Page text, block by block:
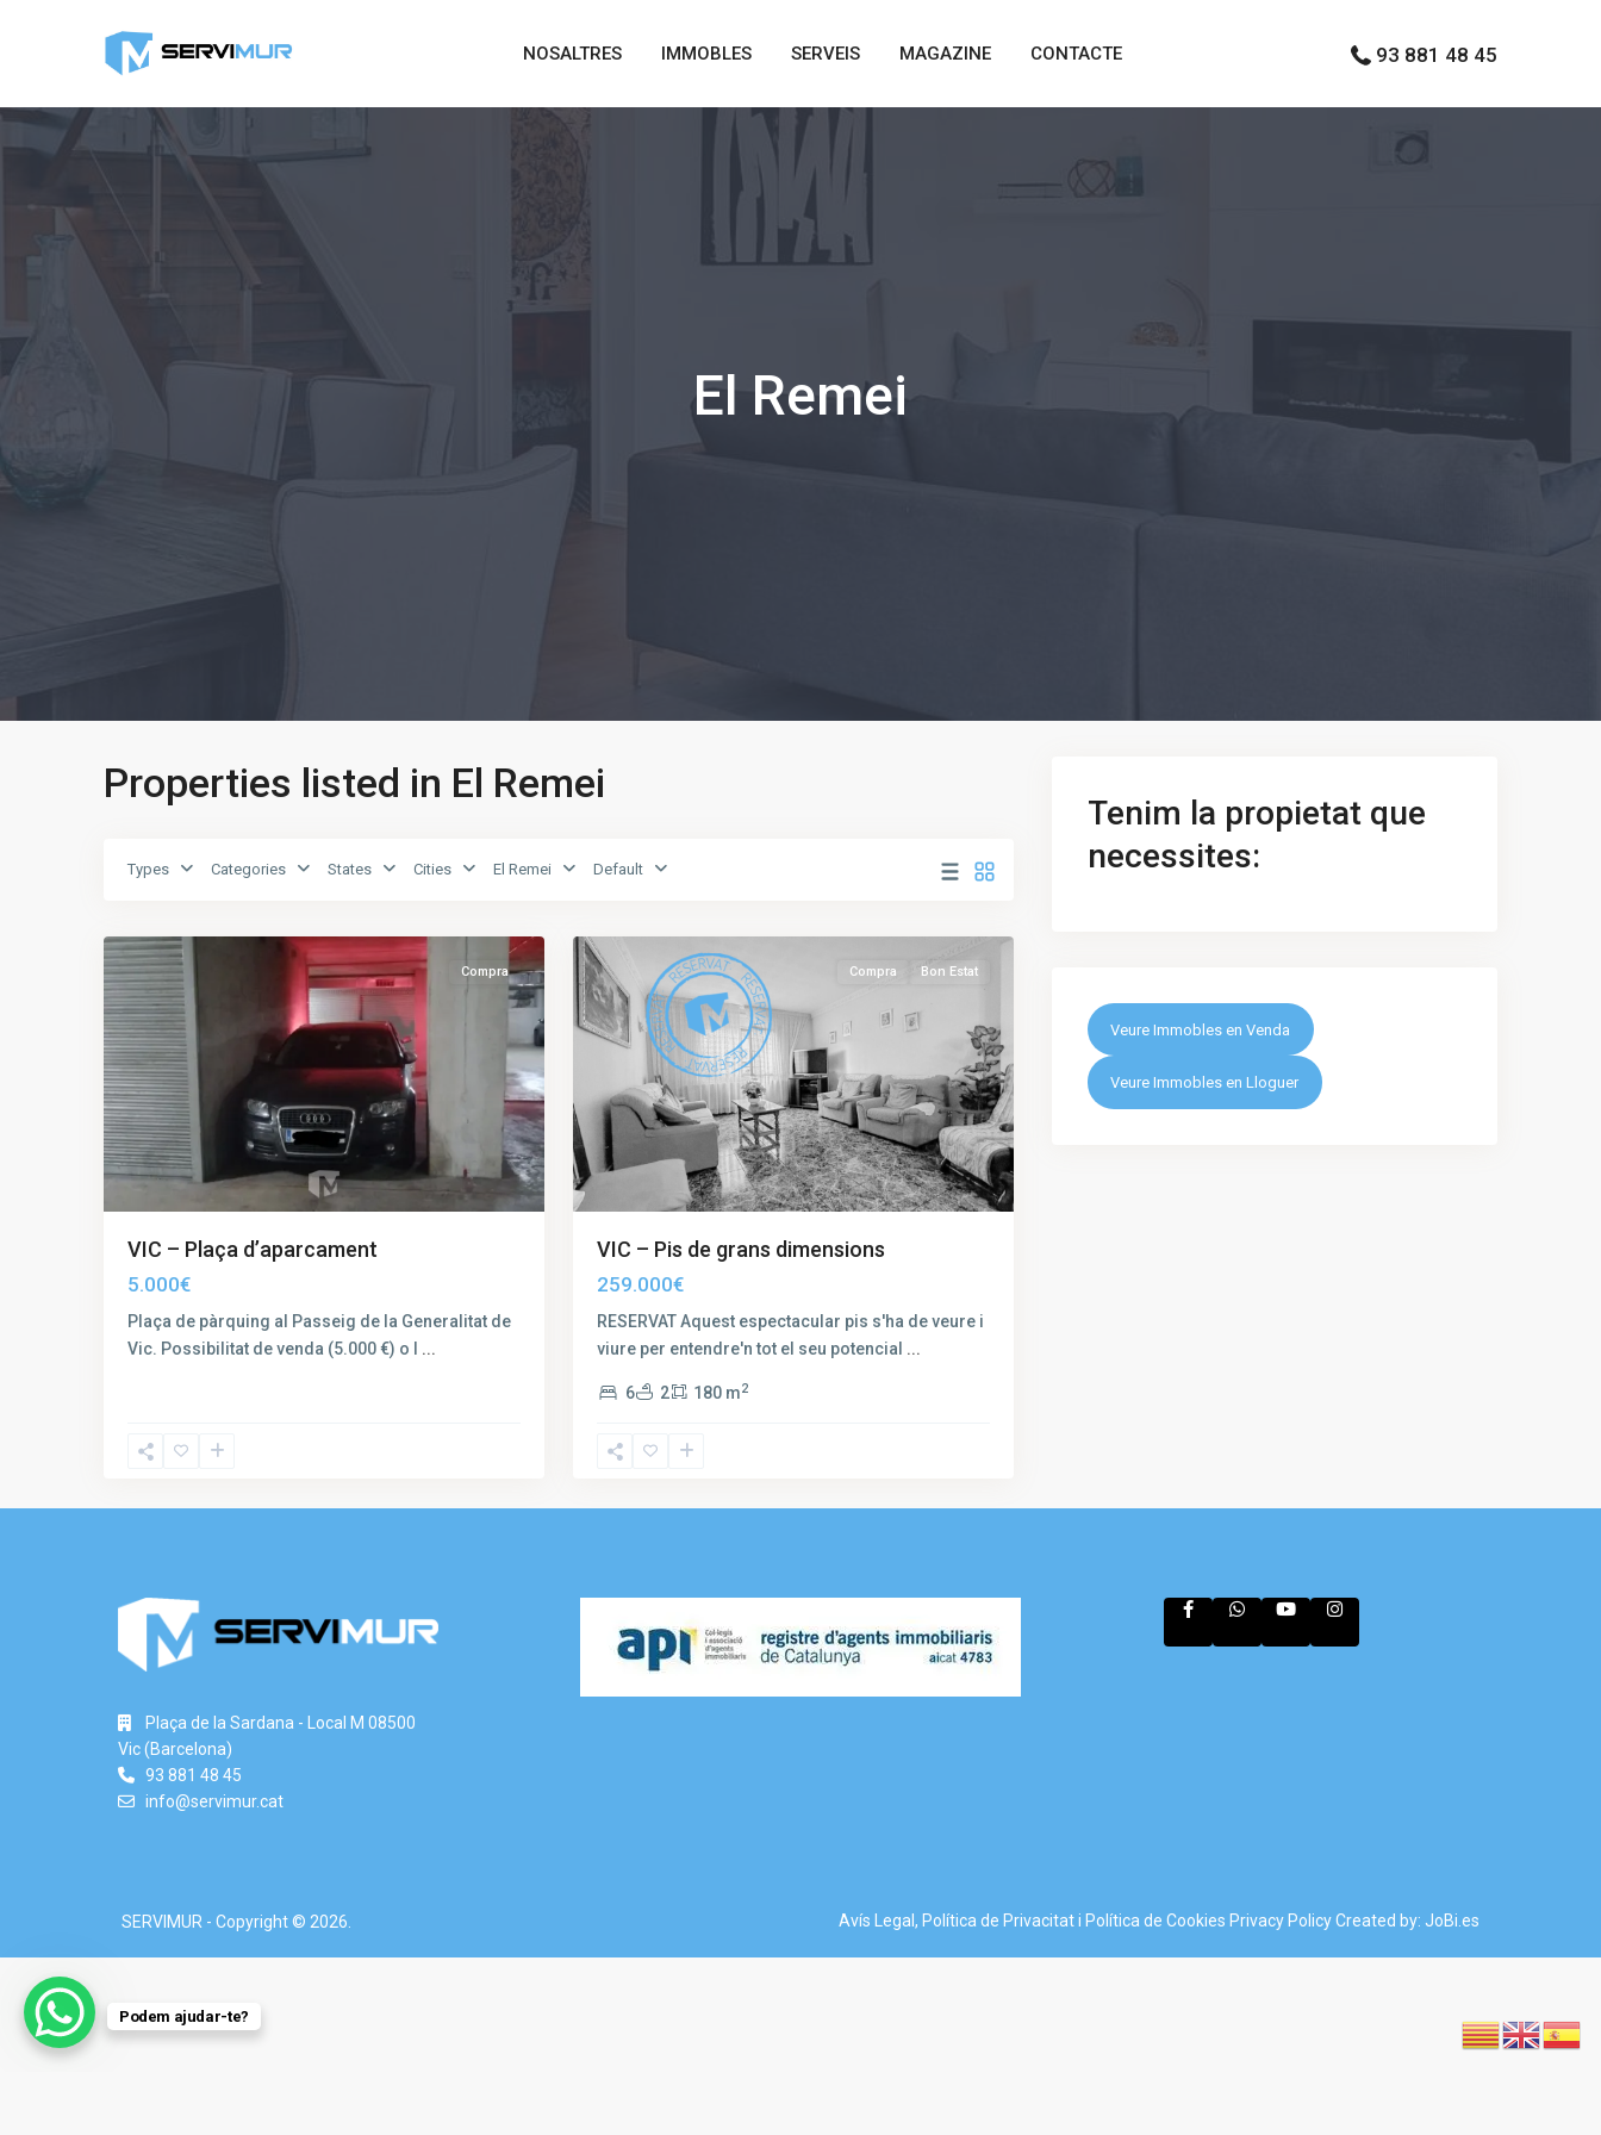
NOSALTRES IMMOBLES SERVEIS MAGAZINE CONTACTE 93 881 48 45
El Remei
Properties listed in El Remei
Types Categories States Cities El Remei Default
Compra
VIC – Plaça d’aparcament
5.000€
Plaça de pàrquing al Passeig de la Generalitat de
Vic. Possibilitat de venda (5.000 €) o l ...
Compra Bon Estat
VIC – Pis de grans dimensions
259.000€
RESERVAT Aquest espectacular pis s'ha de veure i
viure per entendre'n tot el seu potencial ...
6 2 180 m2
Tenim la propietat que
necessites:
Veure Immobles en Venda
Veure Immobles en Lloguer
Plaça de la Sardana - Local M 08500
Vic (Barcelona)
93 881 48 45
info@servimur.cat
SERVIMUR - Copyright © 2026. Avís Legal, Política de Privacitat i Política de Cookies Privacy PolicyCreated by: JoBi.es
Podem ajudar-te?